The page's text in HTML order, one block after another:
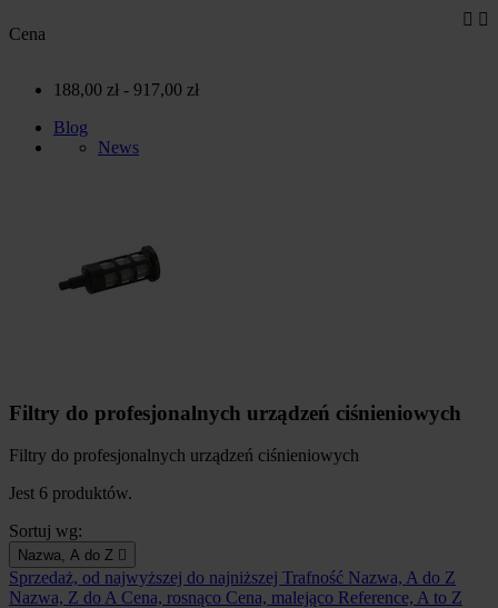
Cena
 
188,00 zł - 917,00 zł
Blog
News
Filtry do profesjonalnych urządzeń ciśnieniowych
Filtry do profesjonalnych urządzeń ciśnieniowych
Jest 6 produktów.
Sortuj wg:
Nazwa, A do Z 
Sprzedaż, od najwyższej do najniższej Trafność Nazwa, A do Z
Nazwa, Z do A Cena, rosnąco Cena, malejąco Reference, A to Z